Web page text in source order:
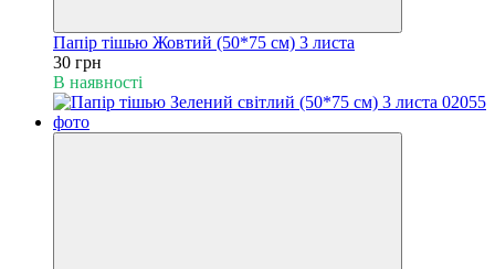
Папір тішью Жовтий (50*75 см) 3 листа
30 грн
В наявності